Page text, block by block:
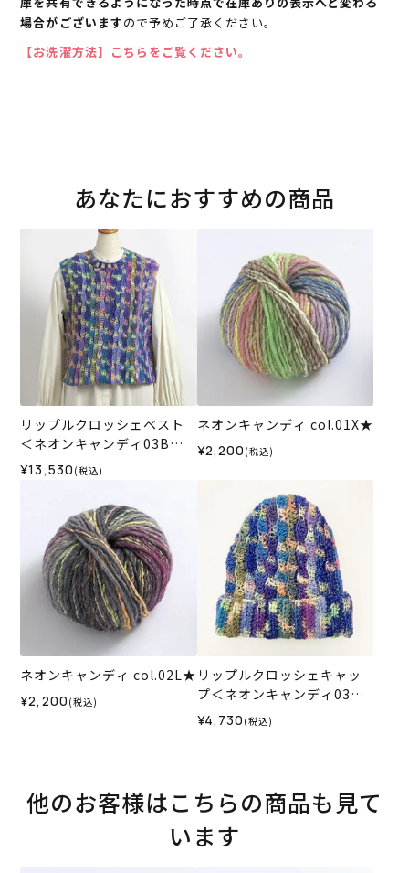
場合がございますので予めご了承ください。
【お洗濯方法】こちらをご覧ください。
あなたにおすすめの商品
リップルクロッシェベスト
＜ネオンキャンディ03B＞
（編み物 材料セット）
¥13,530 (税込)
ネオンキャンディ col.01X★
¥2,200 (税込)
ネオンキャンディ col.02L★
¥2,200 (税込)
リップルクロッシェキャッ
プ＜ネオンキャンディ03B
＞（編み物 材料セット）
¥4,730 (税込)
他のお客様はこちらの商品も見て
います